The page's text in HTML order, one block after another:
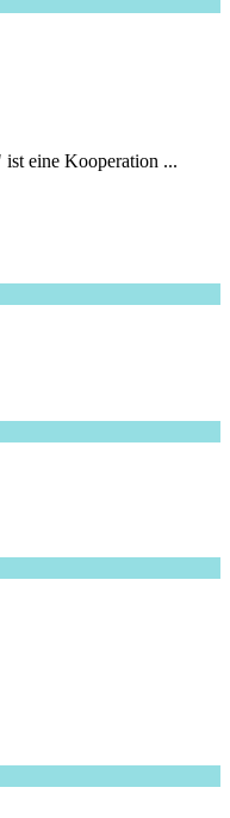
eine Kooperation ...